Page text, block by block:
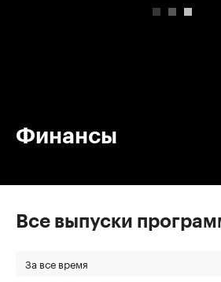
Финансы
Все выпуски
За все время